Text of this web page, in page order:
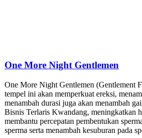
One More Night Gentlemen
One More Night Gentlemen (Gentlement
tempel ini akan memperkuat ereksi,
menambah durasi juga akan menambah
Bisnis Terlaris Kwandang, meningkatkan
membantu percepatan pembentukan
sperma serta menambah kesuburan pada